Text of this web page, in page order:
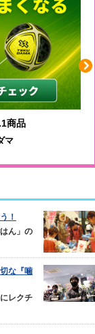
商品
マ
！
ん」の
な『噛
レクチ